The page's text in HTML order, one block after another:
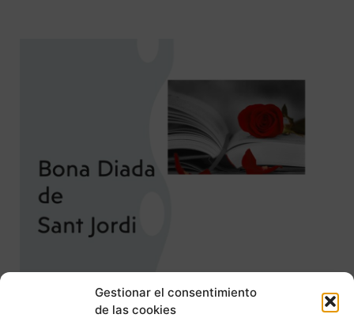
Gestionar el consentimiento
de las cookies